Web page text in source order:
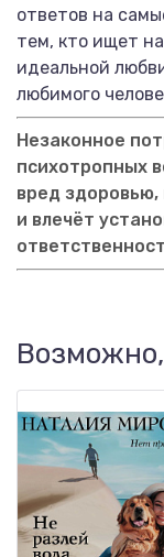
ответов на
тем, кто ищет
идеальной
любимого
Незаконное
психотропных
вред
и влечёт